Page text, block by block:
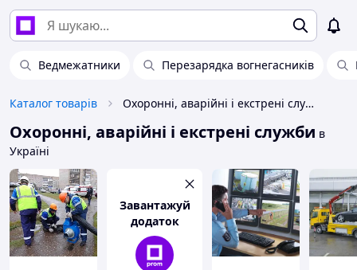
Ведмежатники Перезарядка вогнегасників
Каталог товарів Охоронні, аварійні і екстрені служби
Охоронні, аварійні і екстрені служби в
Україні
Завантажуй
додаток